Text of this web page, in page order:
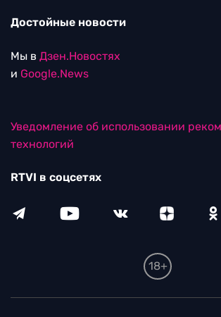
Достойные новости
Мы в Дзен.Новостях
и Google.News
Уведомление об использовании
технологий
RTVI в соцсетях
18+